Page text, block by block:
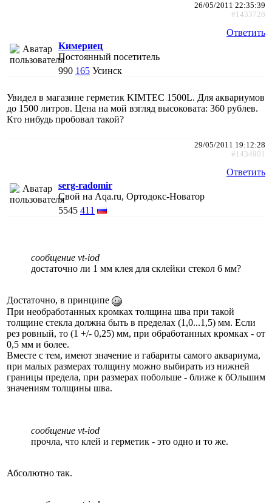
26/05/2011 22:35:39
#1433726
Ответить
Kимериец
Постоянный посетитель
990 165 Усинск
Увидел в магазине герметик KIMTEC 1500L. Для аквариумов
до 1500 литров. Цена на мой взгляд высоковата: 360 рублев.
Кто нибудь пробовал такой?
29/05/2011 19:12:28
#1434901
Ответить
serg-radomir
Свой на Aqa.ru, Ортодокс-Новатор
5545 411
сообщение vt-iod
достаточно ли 1 мм клея для склейки стекол 6 мм?
Достаточно, в принципе
При необработанных кромках толщина шва при такой
толщине стекла должна быть в пределах (1,0...1,5) мм. Если
рез ровный, то (1 +/- 0,25) мм, при обработанных кромках - от
0,5 мм и более.
Вместе с тем, имеют значение и габариты самого аквариума,
при малых размерах толщину можно выбирать из нижней
границы предела, при размерах побольше - ближе к бОльшим
значениям толщины шва.
сообщение vt-iod
прочла, что клей и герметик - это одно и то же.
Абсолютно так.